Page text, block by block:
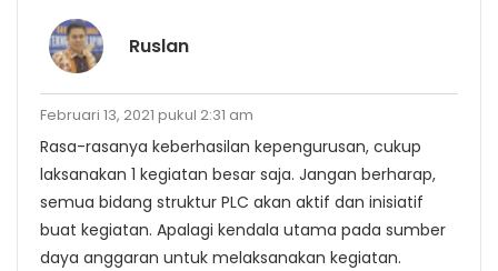
Ruslan
Februari 13, 2021 pukul 2:31 am
Rasa-rasanya keberhasilan kepengurusan, cukup
laksanakan 1 kegiatan besar saja. Jangan berharap,
semua bidang struktur PLC akan aktif dan inisiatif
buat kegiatan. Apalagi kendala utama pada sumber
daya anggaran untuk melaksanakan kegiatan.